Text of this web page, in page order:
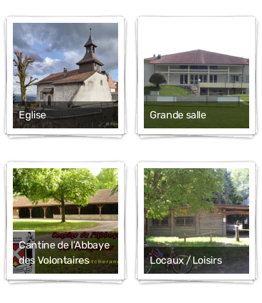
Eglise Grande salle
Cantine de l’Abbaye
des Volontaires
Locaux / Loisirs
Canton et association
Municipalité
Conseil général
Législature 2021 - 2026
Législature 2016 - 2021
Réglements et lois
Votations et élections
Loisirs